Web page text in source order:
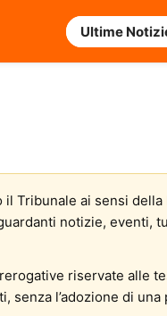
Ultime
Tribunale ai sensi
notizie, eventi,
riservate alle
l’adozione di